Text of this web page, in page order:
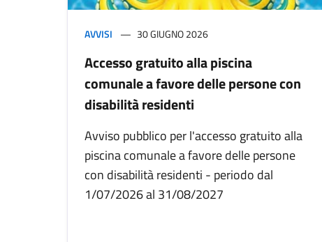
AVVISI 30 GIUGNO 2026
Accesso gratuito alla piscina
comunale a favore delle persone con
disabilità residenti
Avviso pubblico per l'accesso gratuito alla
piscina comunale a favore delle persone
con disabilità residenti - periodo dal
1/07/2026 al 31/08/2027